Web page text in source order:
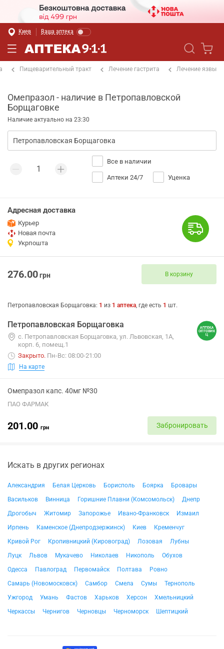
Киев Ваша аптека
Пищеварительный тракт Лечение гастрита Лечение язвы
Омепразол - наличие в Петропавловской
Борщаговке
Наличие актуально на 23:30
Все в наличии
Аптеки 24/7 Уценка
Адресная доставка
Курьер
Новая почта
Укрпошта
276.00грн В корзину
Петропавловская Борщаговка: 1 из 1 аптека, где есть 1 шт.
Петропавловская Борщаговка
с. Петропавловская Борщаговка, ул. Львовская, 1А,
корп. 6, помещ.1
Закрыто. Пн-Вс: 08:00-21:00
На карте
Омепразол капс. 40мг №30
ПАО ФАРМАК
201.00 грн Забронировать
Искать в других регионах
Александрия Белая Церковь Борисполь Боярка
Бровары
Васильков
Винница Горишние Плавни (Комсомольск)
Днепр
Дрогобыч
Житомир Запорожье Ивано-Франковск
Измаил
Ирпень
Каменское (Днепродзержинск) Киев
Кременчуг
Кривой Рог
Кропивницкий (Кировоград) Лозовая
Лубны
Луцк
Львов Мукачево Николаев Никополь
Обухов
Одесса
Павлоград Первомайск Полтава
Ровно
Самарь (Новомосковск)
Самбор Смела Сумы
Тернополь
Ужгород
Умань Фастов Харьков Херсон
Хмельницкий
Черкассы
Чернигов Черновцы Черноморск Шептицкий